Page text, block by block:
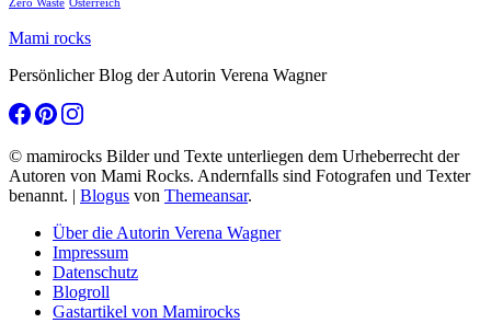
Österreich
Mami rocks
Persönlicher Blog der Autorin Verena Wagner
© mamirocks Bilder und Texte unterliegen dem Urheberrecht der
Autoren von Mami Rocks. Andernfalls sind Fotografen und Texter
benannt. | Blogus von Themeansar.
Über die Autorin Verena Wagner
Impressum
Datenschutz
Blogroll
Gastartikel von Mamirocks